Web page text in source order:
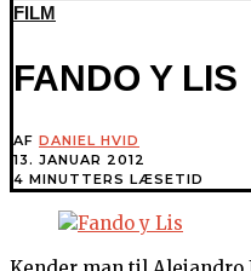
FILM
FANDO Y LIS
AF DANIEL HVID
13. JANUAR 2012
4 MINUTTERS LÆSETID